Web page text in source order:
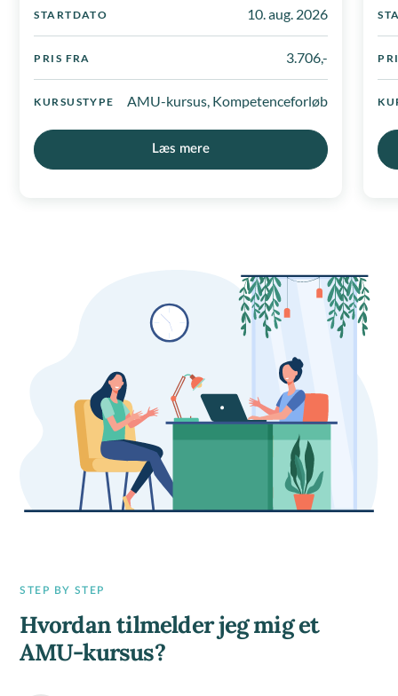
STARTDATO 10. aug. 2026
PRIS FRA 3.706,-
KURSUSTYPE AMU-kursus, Kompetenceforløb
Læs mere
STEP BY STEP
Hvordan tilmelder jeg mig et
AMU-kursus?